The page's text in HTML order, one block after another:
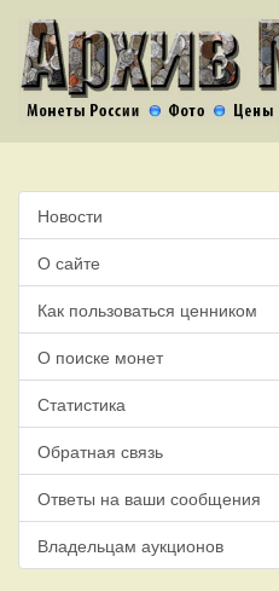
Новости
О сайте
Как пользоваться ценником
О поиске монет
Статистика
Обратная связь
Ответы на ваши сообщения
Владельцам аукционов